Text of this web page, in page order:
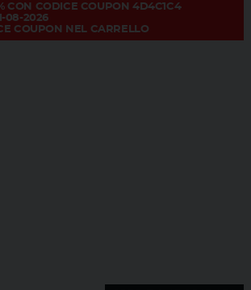
CON CODICE COUPON 4D4C1C4
08-2026
COUPON NEL CARRELLO